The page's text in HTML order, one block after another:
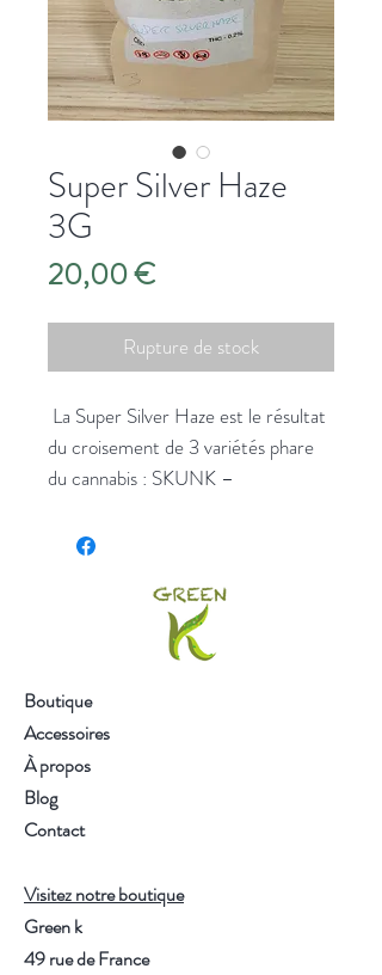
Super Silver Haze
3G
20,00 €Prix
Rupture de stock
La Super Silver Haze est le résultat
du croisement de 3 variétés phare
du cannabis : SKUNK –
La Super Silver Haze est connue
et bien épicé. Notre SUPER
a une vrai dominante
HAZE et vous offrira une
expérience à pleine puissance avec
des fleurs compactes ! Grâce à sa
couleur assez foncée, ses trichomes
bruns et ses buds bien manucurées
cette fleur vous séduira.
CBD 10.7%
THC<0.2%
Boutique
Accessoires
À propos
Blog
Contact
Visitez notre boutique
Green k
49 rue de France